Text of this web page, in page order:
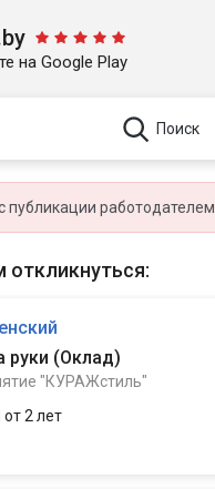
на Google Play
Поиск
публикации работодателем
руки (Оклад)
"КУРАЖстиль"
2 лет